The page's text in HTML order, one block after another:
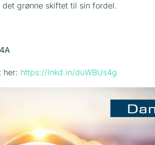
grønne skiftet til sin fordel.
her: https://lnkd.in/duWBUs4g